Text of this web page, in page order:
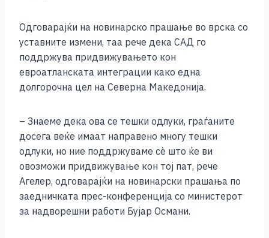
Одговарајќи на новинарско прашање во врска со
уставните измени, таа рече дека САД го
поддржува придвижувањето кон
евроатланската интеграции како една
долгорочна цел на Северна Македонија.
– Знаеме дека ова се тешки одлуки, граѓаните
досега веќе имаат направено многу тешки
одлуки, но ние поддржуваме сè што ќе ви
овозможи придвижување кон тој пат, рече
Агелер, одговарајќи на новинарски прашања по
заедничката прес-конференција со министерот
за надворешни работи Бујар Османи.